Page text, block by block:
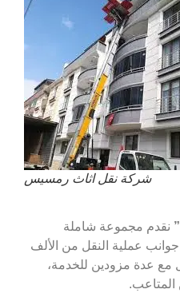
شركة نقل اثاث رمسيس
نقدم مجموعة شاملة
عملية النقل من الألف
مع عدة مزودين للخدمة،